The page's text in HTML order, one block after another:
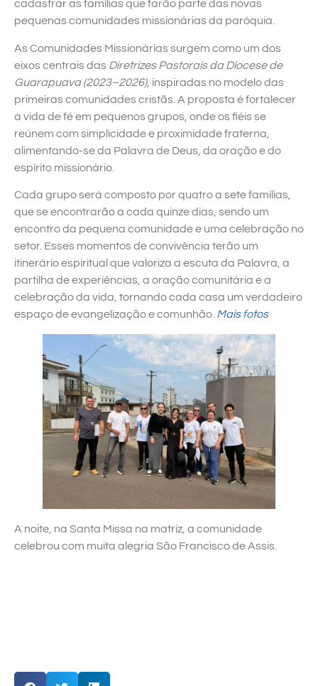
cadastrar as famílias que farão parte das novas
pequenas comunidades missionárias da paróquia.
As Comunidades Missionárias surgem como um dos
eixos centrais das Diretrizes Pastorais da Diocese de
Guarapuava (2023–2026), inspiradas no modelo das
primeiras comunidades cristãs. A proposta é fortalecer
a vida de fé em pequenos grupos, onde os fiéis se
reúnem com simplicidade e proximidade fraterna,
alimentando-se da Palavra de Deus, da oração e do
espírito missionário.
Cada grupo será composto por quatro a sete famílias,
que se encontrarão a cada quinze dias, sendo um
encontro da pequena comunidade e uma celebração no
setor. Esses momentos de convivência terão um
itinerário espiritual que valoriza a escuta da Palavra, a
partilha de experiências, a oração comunitária e a
celebração da vida, tornando cada casa um verdadeiro
espaço de evangelização e comunhão. Mais fotos
A noite, na Santa Missa na matriz, a comunidade
celebrou com muita alegria São Francisco de Assis.